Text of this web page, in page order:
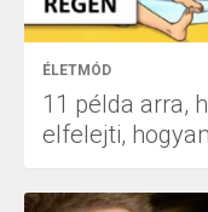
ÉLETMÓD
11 példa arra,
elfelejti,